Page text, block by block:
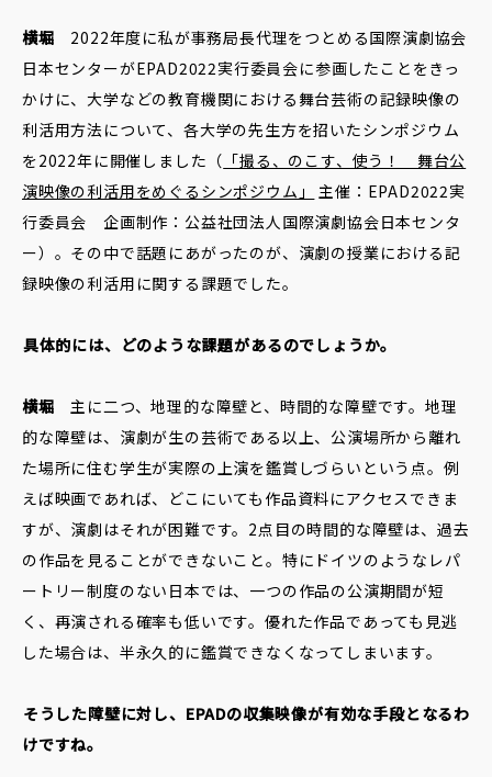
横堀 2022年度に私が事務局長代理をつとめる国際演劇協会
日本センターがEPAD2022実行委員会に参画したことをきっ
かけに、大学などの教育機関における舞台芸術の記録映像の
利活用方法について、各大学の先生方を招いたシンポジウム
を2022年に開催しました（ 「撮る、のこす、使う！ 舞台公
演映像の利活用をめぐるシンポジウム」
主催：EPAD2022実
行委員会 企画制作：公益社団法人国際演劇協会日本センタ
ー）。その中で話題にあがったのが、演劇の授業における記
録映像の利活用に関する課題でした。
――具体的には、どのような課題があるのでしょうか。
横堀 主に二つ、地理的な障壁と、時間的な障壁です。地理
的な障壁は、演劇が生の芸術である以上、公演場所から離れ
た場所に住む学生が実際の上演を鑑賞しづらいという点。例
えば映画であれば、どこにいても作品資料にアクセスできま
すが、演劇はそれが困難です。2点目の時間的な障壁は、過去
の作品を見ることができないこと。特にドイツのようなレパ
ートリー制度のない日本では、一つの作品の公演期間が短
く、再演される確率も低いです。優れた作品であっても見逃
した場合は、半永久的に鑑賞できなくなってしまいます。
――そうした障壁に対し、EPADの収集映像が有効な手段となるわ
けですね。